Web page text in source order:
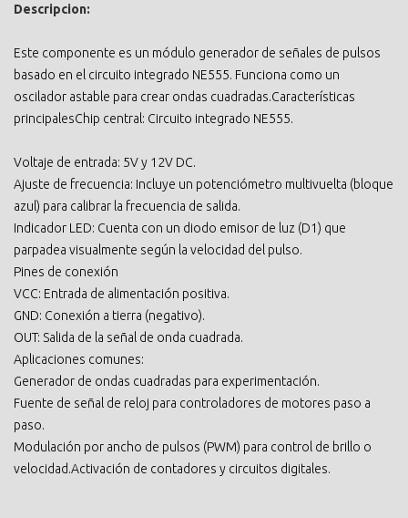
Descripcion:
Este componente es un módulo generador de señales de pulsos
basado en el circuito integrado NE555. Funciona como un
oscilador astable para crear ondas cuadradas.Características
principalesChip central: Circuito integrado NE555.
Voltaje de entrada: 5V y 12V DC.
Ajuste de frecuencia: Incluye un potenciómetro multivuelta (bloque
azul) para calibrar la frecuencia de salida.
Indicador LED: Cuenta con un diodo emisor de luz (D1) que
parpadea visualmente según la velocidad del pulso.
Pines de conexión
VCC: Entrada de alimentación positiva.
GND: Conexión a tierra (negativo).
OUT: Salida de la señal de onda cuadrada.
Aplicaciones comunes:
Generador de ondas cuadradas para experimentación.
Fuente de señal de reloj para controladores de motores paso a
paso.
Modulación por ancho de pulsos (PWM) para control de brillo o
velocidad.Activación de contadores y circuitos digitales.